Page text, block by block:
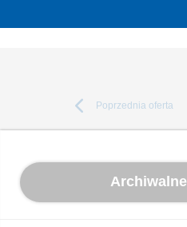
Poprzednia oferta
Archiwalne